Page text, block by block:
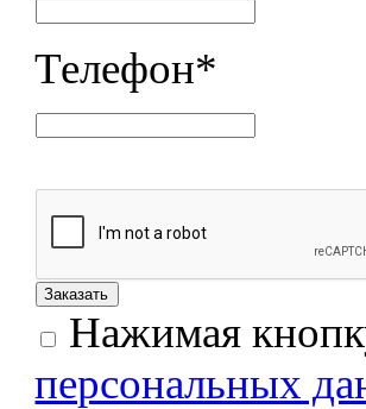
Телефон*
Нажимая
персональных